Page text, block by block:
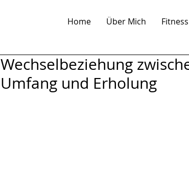
Home Über Mich
Wechselbeziehung
Umfang und Erholung